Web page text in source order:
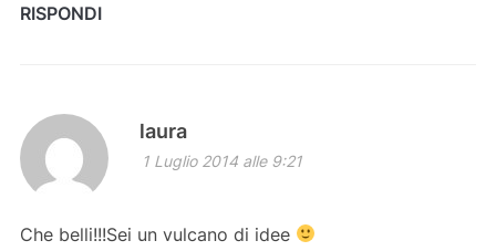
RISPONDI
laura
1 Luglio 2014 alle 9:21
Che belli!!!Sei un vulcano di idee